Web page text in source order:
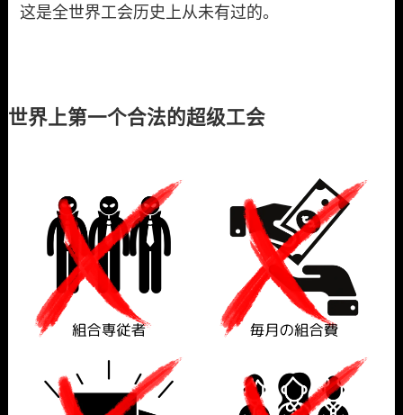
这是全世界工会历史上从未有过的。
世界上第一个合法的超级工会